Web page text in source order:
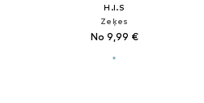
H.I.S
Zeķes
No 9,99 €